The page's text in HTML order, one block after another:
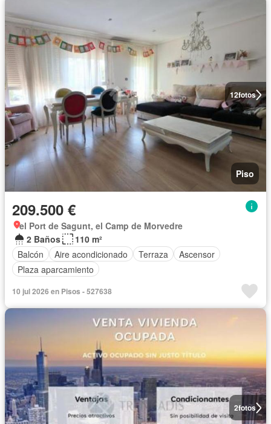
12fotos
Piso
209.500 €
el Port de Sagunt, el Camp de Morvedre
2 Baños
110 m²
Balcón
Aire acondicionado Terraza
Ascensor
Plaza aparcamiento
10 jul 2026 en Pisos - 527638
2fotos